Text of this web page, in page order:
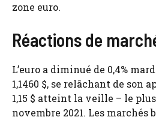
zone euro.
Réactions de
L’euro a diminué de 0,4%
1,1460 $, se relâchant de son
1,15 $ atteint la veille – le
novembre 2021. Les marchés